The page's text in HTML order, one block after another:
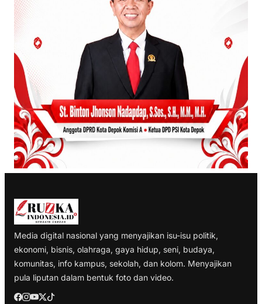
Media digital nasional yang menyajikan isu-isu politik,
ekonomi, bisnis, olahraga, gaya hidup, seni, budaya,
komunitas, info kampus, sekolah, dan kolom. Menyajikan
pula liputan dalam bentuk foto dan video.